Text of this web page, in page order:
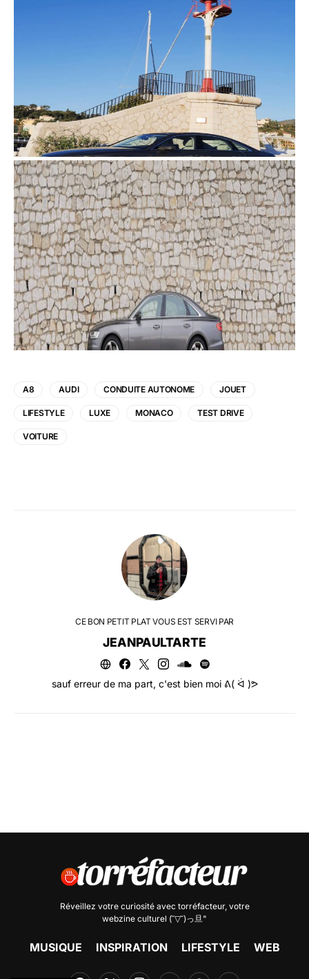
A8 AUDI CONDUITE AUTONOME JOUET
LIFESTYLE LUXE MONACO TEST DRIVE
VOITURE
CE BON PETIT PLAT VOUS EST SERVI PAR
JEANPAULTARTE
sauf erreur de ma part, c'est bien moi ᕕ( ᐛ )ᕗ
Réveillez votre curiosité avec torréfacteur, votre
webzine culturel (˘▽˘)っ旦"
MUSIQUE INSPIRATION LIFESTYLE WEB